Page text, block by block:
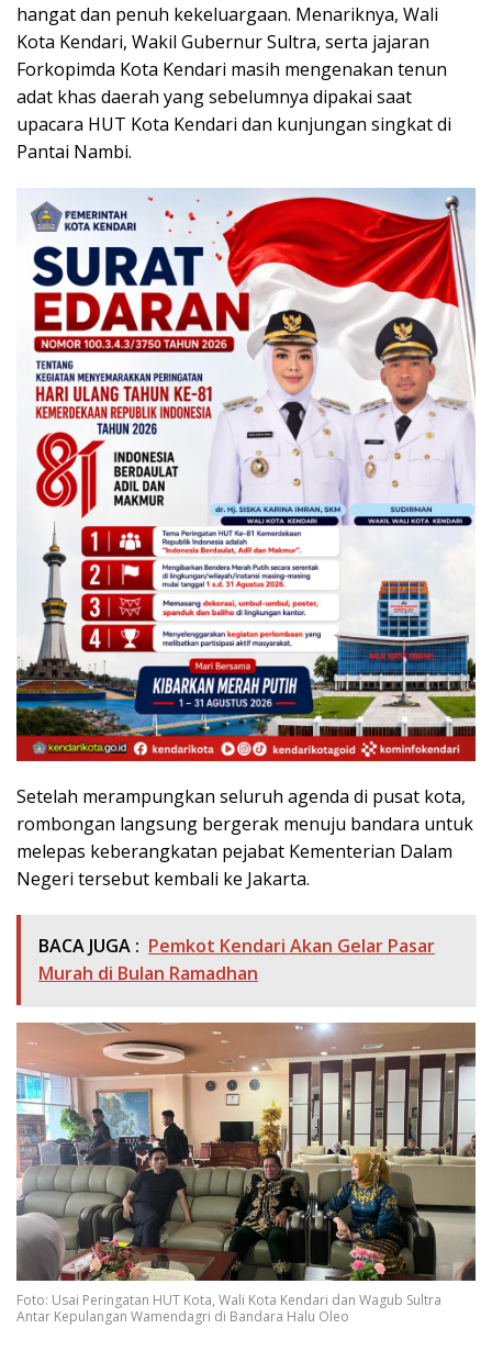
hangat dan penuh kekeluargaan. Menariknya, Wali
Kota Kendari, Wakil Gubernur Sultra, serta jajaran
Forkopimda Kota Kendari masih mengenakan tenun
adat khas daerah yang sebelumnya dipakai saat
upacara HUT Kota Kendari dan kunjungan singkat di
Pantai Nambi.
Setelah merampungkan seluruh agenda di pusat kota,
rombongan langsung bergerak menuju bandara untuk
melepas keberangkatan pejabat Kementerian Dalam
Negeri tersebut kembali ke Jakarta.
BACA JUGA : Pemkot Kendari Akan Gelar Pasar
Murah di Bulan Ramadhan
Foto: Usai Peringatan HUT Kota, Wali Kota Kendari dan Wagub Sultra
Antar Kepulangan Wamendagri di Bandara Halu Oleo